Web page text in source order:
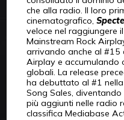
che alla radio. Il loro
cinematografico,
veloce nel raggiungere
Mainstream Rock
arrivando anche al #15
Airplay e accumulando
globali. La release
ha debuttato al #1
Song Sales,
più aggiunti nelle radio
classifica Mediabase